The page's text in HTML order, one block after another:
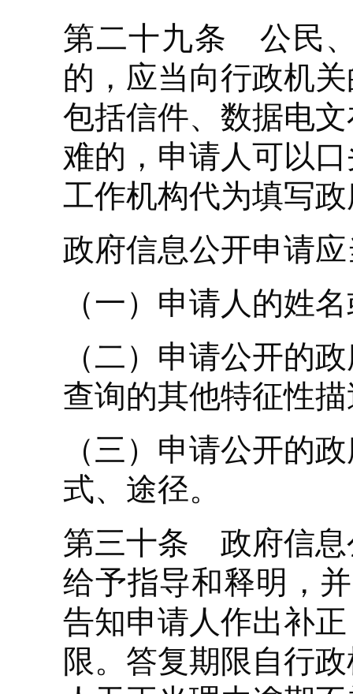
第二十九条 公民
的，应当向行政机
包括信件、数据电
难的，申请人可以
工作机构代为填写
政府信息公开申请
（一）申请人的姓
（二）申请公开的
查询的其他特征性
（三）申请公开的
式、途径。
第三十条 政府信息
给予指导和释明，
告知申请人作出补
限。答复期限自行